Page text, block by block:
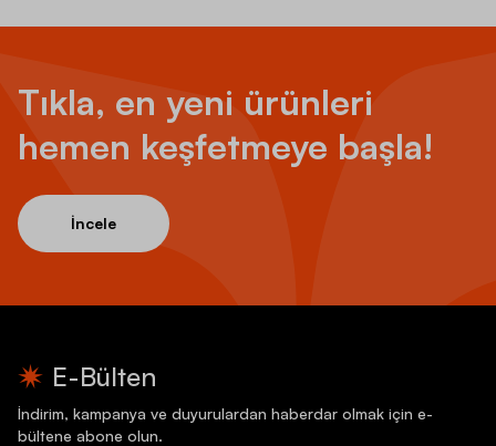
Tıkla, en yeni ürünleri
hemen keşfetmeye başla!
İncele
E-Bülten
İndirim, kampanya ve duyurulardan haberdar olmak için e-
bültene abone olun.